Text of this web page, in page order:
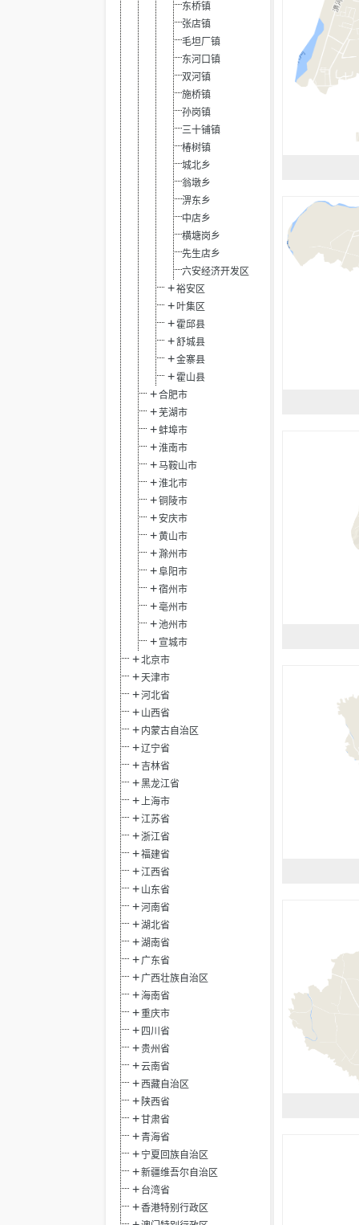
东桥镇
张店镇
毛坦厂镇
东河口镇
双河镇
施桥镇
孙岗镇
三十铺镇
椿树镇
城北乡
翁墩乡
淠东乡
中店乡
横塘岗乡
先生店乡
六安经济开发区
裕安区
叶集区
霍邱县
舒城县
金寨县
霍山县
合肥市
芜湖市
蚌埠市
淮南市
马鞍山市
淮北市
铜陵市
安庆市
黄山市
滁州市
阜阳市
宿州市
亳州市
池州市
宣城市
北京市
天津市
河北省
山西省
内蒙古自治区
辽宁省
吉林省
黑龙江省
上海市
江苏省
浙江省
福建省
江西省
山东省
河南省
湖北省
湖南省
广东省
广西壮族自治区
海南省
重庆市
四川省
贵州省
云南省
西藏自治区
陕西省
甘肃省
青海省
宁夏回族自治区
新疆维吾尔自治区
台湾省
香港特别行政区